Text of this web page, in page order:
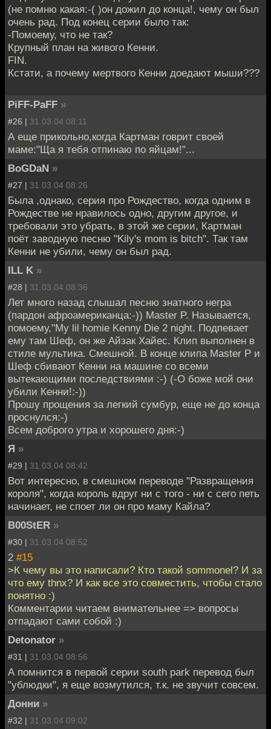
(не помню какая:-( )он дожил до конца!, чему он был
очень рад. Под конец серии было так:
-Помоему, что не так?
Крупный план на живого Кенни.
FIN.
Кстати, а почему мертвого Кенни доедают мыши???
PiFF-PaFF »
#26 | 31.03.04 08:11
А еще прикольно,когда Картман говрит своей
маме:"Ща я тебя отпинаю по яйцам!"...
BoGDaN »
#27 | 31.03.04 08:26
Была ,однако, серия про Рождество, когда одним в
Рождестве не нравилось одно, другим другое, и
требовали это убрать, в этой же серии, Картман
поёт заводную песню "Kily's mom is bitch". Так там
Кенни не убили, чему он был рад.
ILL K »
#28 | 31.03.04 08:36
Лет много назад слышал песню знатного негра
(пардон афроамериканца:-)) Master P. Называется,
помоему,"My lil homie Kenny Die 2 night. Подпевает
ему там Шеф, он же Айзак Хайес. Клип выполнен в
стиле мультика. Смешной. В конце клипа Мaster P и
Шеф сбивают Кенни на машине со всеми
вытекающими последствиями :-) (-О боже мой они
убили Кенни!:-))
Прошу прощения за легкий сумбур, еще не до конца
проснулся:-)
Всем доброго утра и хорошего дня:-)
Я »
#29 | 31.03.04 08:42
Вот интересно, в смешном переводе "Развращения
короля", когда король вдруг ни с того - ни с сего петь
начинает, не споет ли он про маму Кайла?
B00StER »
#30 | 31.03.04 08:52
2 #15
>К чему вы это написали? Кто такой sommonel? И за
что ему thnx? И как все это совместить, чтобы стало
понятно :)
Комментарии читаем внимательнее => вопросы
отпадают сами собой :)
Detonator »
#31 | 31.03.04 08:56
А помнится в первой серии south park перевод был
"ублюдки", я еще возмутился, т.к. не звучит совсем.
Донни »
#32 | 31.03.04 09:02